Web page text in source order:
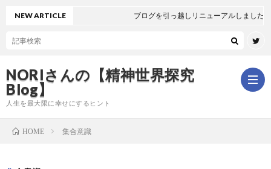
NORIさんの【精神世界探究
Blog】
人生を最大限に幸せにするヒント
NEW ARTICLE ブログを引っ越しリニューアルしました🐻
HOME 集合意識